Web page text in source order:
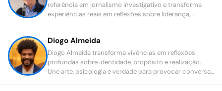
referência em jornalismo investigativo e transforma
experiências reais em reflexões sobre liderança,
Diogo Almeida
Diogo Almeida transforma vivências em reflexões
profundas sobre identidade, propósito e realização.
Une arte, psicologia e verdade para provocar conversas